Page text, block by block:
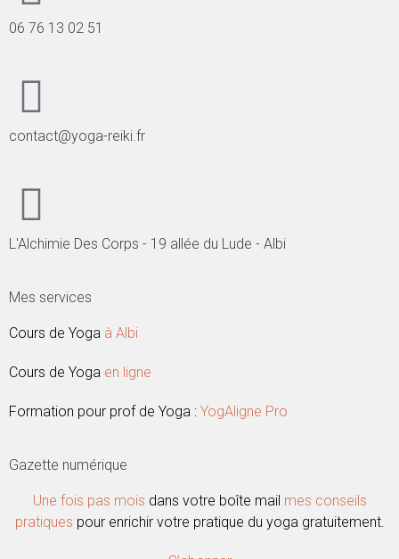
06 76 13 02 51
contact@yoga-reiki.fr
L'Alchimie Des Corps - 19 allée du Lude - Albi
Mes services
Cours de Yoga à Albi
Cours de Yoga en ligne
Formation pour prof de Yoga : YogAligne Pro
Gazette numérique
Une fois pas mois dans votre boîte mail mes conseils
pratiques pour enrichir votre pratique du yoga gratuitement.